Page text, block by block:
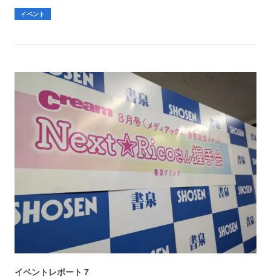
イベント
イベントレポート 7